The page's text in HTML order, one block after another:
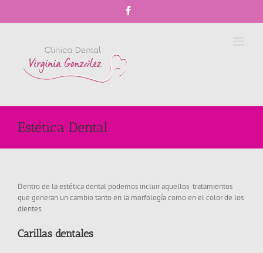
Estética Dental
Dentro de la estética dental podemos incluir aquellos tratamientos
que generan un cambio tanto en la morfología como en el color de los
dientes.
Carillas dentales